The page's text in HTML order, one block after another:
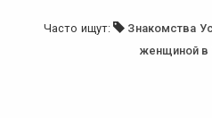
Часто ищут: Знакомства
женщиной в